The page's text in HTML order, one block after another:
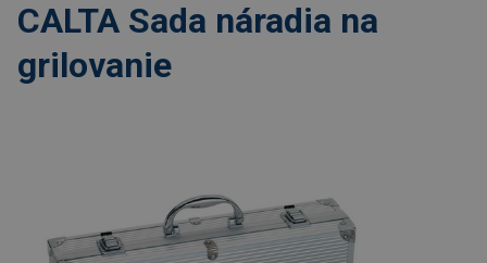
CALTA Sada náradia na
grilovanie